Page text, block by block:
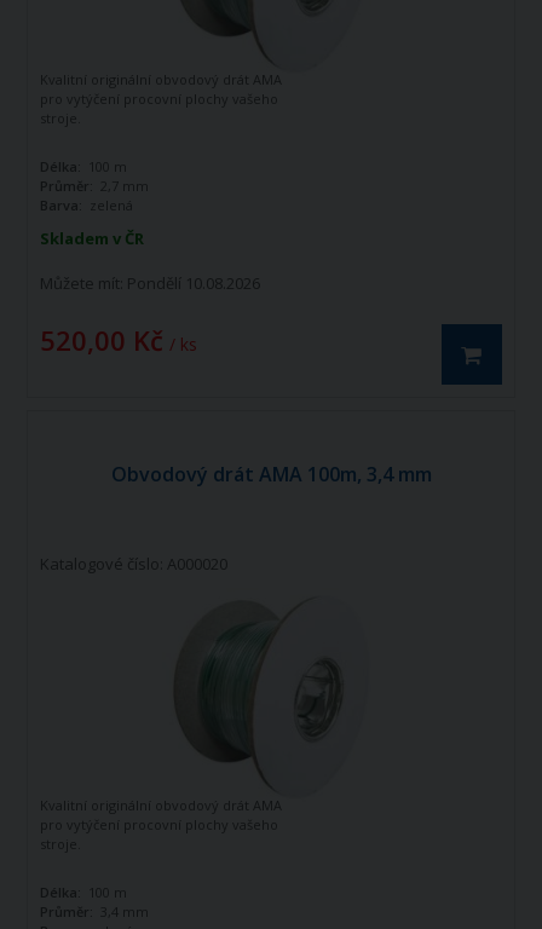
Skladem v ČR
Můžete mít: Pondělí 10.08.2026
520,00 Kč / ks
Kvalitní originální obvodový drát AMA
pro vytýčení procovní plochy vašeho
stroje.
Délka:
100 m
Průměr:
2,7 mm
Barva: zelená
Obvodový drát AMA 100m, 3,4 mm
Katalogové číslo: A000020
Kvalitní originální obvodový drát AMA
pro vytýčení procovní plochy vašeho
stroje.
Délka:
100 m
Průměr:
3,4 mm